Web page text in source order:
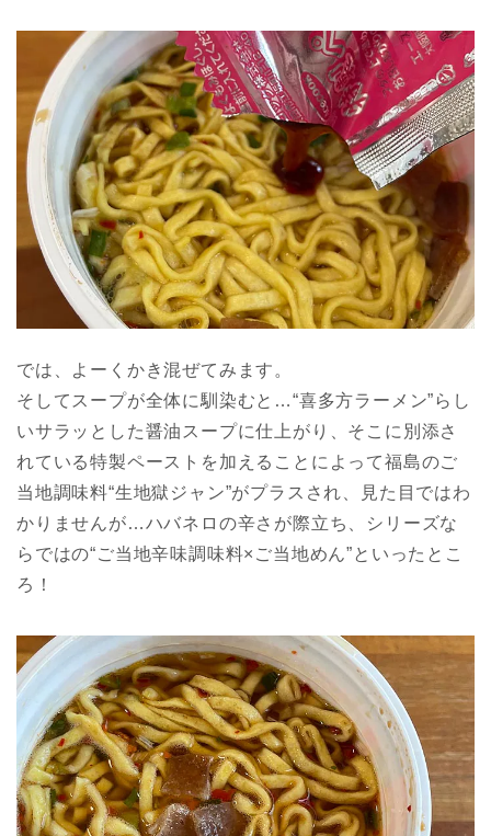
では、よーくかき混ぜてみます。
そしてスープが全体に馴染むと…“喜多方ラーメン”らし
いサラッとした醤油スープに仕上がり、そこに別添さ
れている特製ペーストを加えることによって福島のご
当地調味料“生地獄ジャン”がプラスされ、見た目ではわ
かりませんが…ハバネロの辛さが際立ち、シリーズな
らではの“ご当地辛味調味料×ご当地めん”といったとこ
ろ！